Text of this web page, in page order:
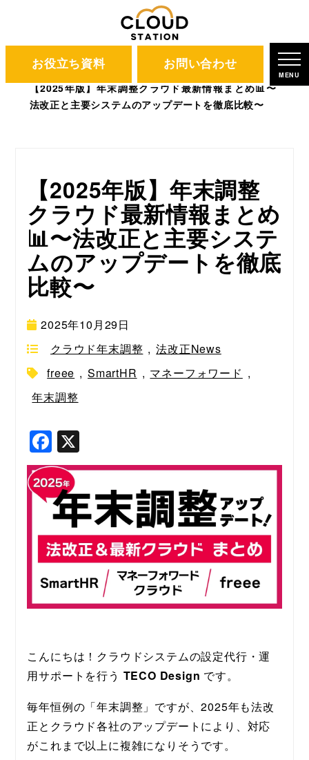
お役立ち資料 お問い合わせ
MENU
CLOUD STATION
ブログ
【2025年版】年末調整クラウド最新情報まとめ📊〜
法改正と主要システムのアップデートを徹底比較〜
【2025年版】年末調整
クラウド最新情報まとめ
📊〜法改正と主要システ
ムのアップデートを徹底
比較〜
2025年10月29日
クラウド年末調整 , 法改正News
freee , SmartHR , マネーフォワード ,
年末調整
F
a
c
e
b
o
o
k
こんにちは！クラウドシステムの設定代行・運
用サポートを行う TECO Design です。
毎年恒例の「年末調整」ですが、2025年も法改
正とクラウド各社のアップデートにより、対応
がこれまで以上に複雑になりそうです。